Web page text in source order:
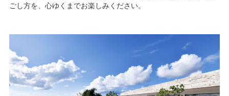
ごし方を、心ゆくまでお楽しみください。